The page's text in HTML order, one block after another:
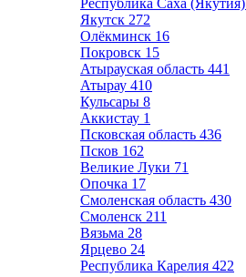
Республика Саха (Якутия)
Якутск 272
Олёкминск 16
Покровск 15
Атырауская область 441
Атырау 410
Кульсары 8
Аккистау 1
Псковская область 436
Псков 162
Великие Луки 71
Опочка 17
Смоленская область 430
Смоленск 211
Вязьма 28
Ярцево 24
Республика Карелия 422